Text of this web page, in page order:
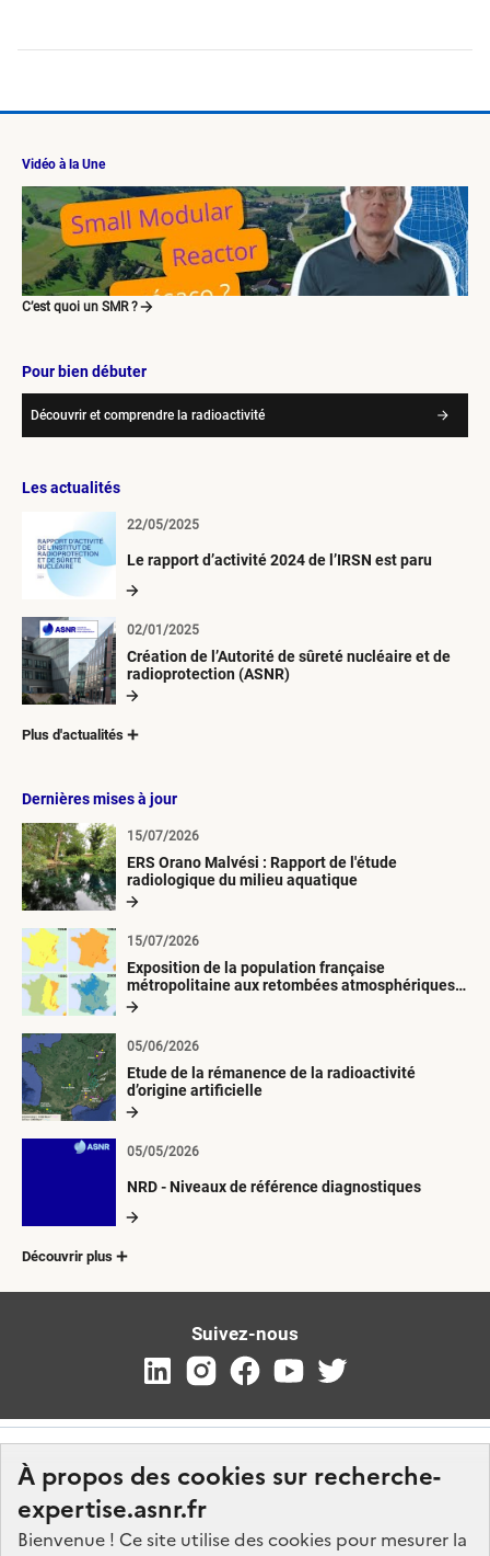
À propos des cookies sur recherche-
expertise.asnr.fr
Bienvenue ! Ce site utilise des cookies pour mesurer la
Vidéo à la Une
C’est quoi un SMR ?
Pour bien débuter
Découvrir et comprendre la radioactivité
Les actualités
Le rapport d’activité 2024 de l’IRSN est paru
22/05/2025
Création de l’Autorité de sûreté nucléaire et de
radioprotection (ASNR)
02/01/2025
Plus d'actualités
Dernières mises à jour
ERS Orano Malvési : Rapport de l'étude
radiologique du milieu aquatique
15/07/2026
Exposition de la population française
métropolitaine aux retombées atmosphériques
radioactives depuis 1945
15/07/2026
Etude de la rémanence de la radioactivité
d’origine artificielle
05/06/2026
NRD - Niveaux de référence diagnostiques
05/05/2026
Découvrir plus
Suivez-nous